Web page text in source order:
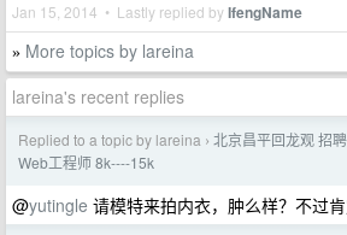
Jan 15, 2014 • Lastly replied byIfengName
» More topics by lareina
lareina's recent replies
Replied to a topic by lareina › 北京昌平回龙观 招
Web工程师 8k----15k
@yutingle 请模特来拍内衣，肿么样？不过肯